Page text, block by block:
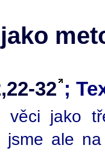
32 ;
věci jako
jsme ale